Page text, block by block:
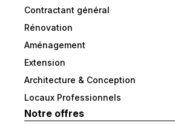
Contractant général
Rénovation
Aménagement
Extension
Architecture & Conception
Locaux Professionnels
Notre offres